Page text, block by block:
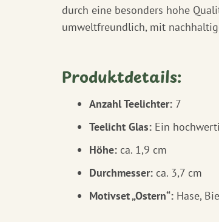
durch eine besonders hohe
umweltfreundlich, mit
Produktdetails:
Anzahl Teelichter: 7
Teelicht Glas: Ein
Höhe: ca. 1,9 cm
Durchmesser: ca. 3,7 cm
Motivset „Ostern“: Hase,